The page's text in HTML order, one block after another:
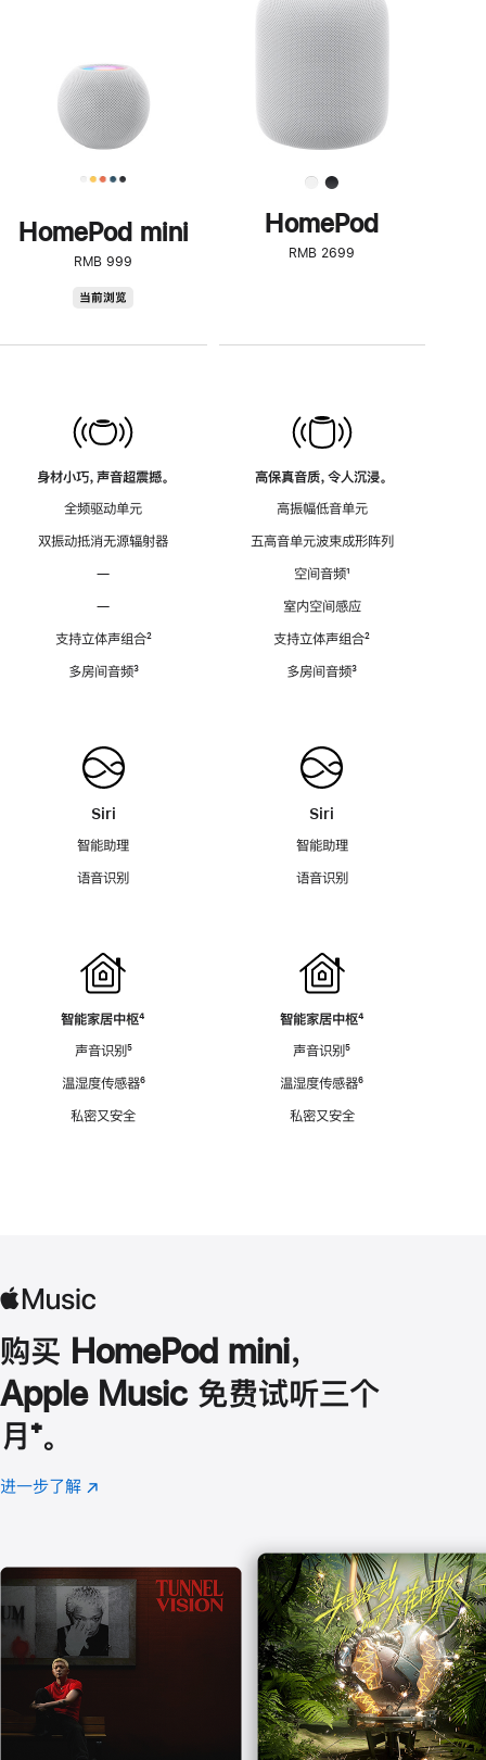
HomePod mini
RMB 999
当前浏览
身材小巧，声音超震撼。
全频驱动单元
双振动抵消无源辐射器
—
—
支持立体声组合脚
²
多房间音频脚
³
Siri
智能助理
语音识别
智能家居中枢脚
⁴
声音识别脚
⁵
温湿度传感器脚
⁶
私密又安全
了
解
HomePod<
HomePod
RMB 2699
高保真音质，令人沉浸。
高振幅低音单元
五高音单元波束成形阵列
空间音频脚
¹
室内空间感应
支持立体声组合脚
²
多房间音频脚
³
Siri
智能助理
语音识别
智能家居中枢脚
⁴
声音识别脚
⁵
温湿度传感器脚
⁶
私密又安全
购买 HomePod mini，
Apple Music 免费试听三个
月 脚
注
⁺。
进一步了解 Apple
(在
口
中
打
开)